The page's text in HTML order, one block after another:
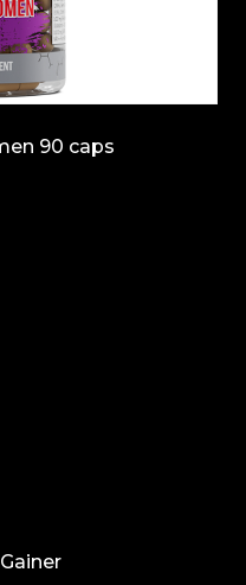
90 caps
Gainer